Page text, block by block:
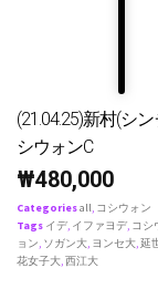
(21.04.25)新村(シ
シウォンC
₩480,000
Categoriesall, コシウォン
Tags イデ, イファヨデ, コシ
ョン, ソガン大, ヨンセ大,延
花女子大,西江大